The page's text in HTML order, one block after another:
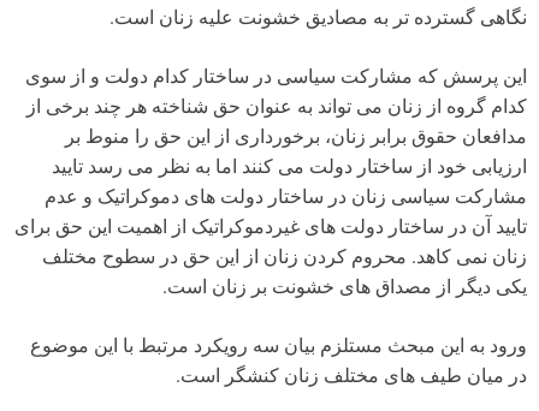
نگاهی گسترده تر به مصادیق خشونت علیه زنان است.
این پرسش که مشارکت سیاسی در ساختار کدام دولت و از سوی
کدام گروه از زنان می تواند به عنوان حق شناخته هر چند برخی از
مدافعان حقوق برابر زنان، برخورداری از این حق را منوط بر
ارزیابی خود از ساختار دولت می کنند اما به نظر می رسد تایید
مشارکت سیاسی زنان در ساختار دولت های دموکراتیک و عدم
تایید آن در ساختار دولت های غیردموکراتیک از اهمیت این حق برای
زنان نمی کاهد. محروم کردن زنان از این حق در سطوح مختلف
یکی دیگر از مصداق های خشونت بر زنان است.
ورود به این مبحث مستلزم بیان سه رویکرد مرتبط با این موضوع
در میان طیف های مختلف زنان کنشگر است.